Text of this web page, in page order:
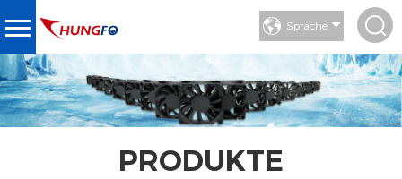
Sprache
PRODUKTE